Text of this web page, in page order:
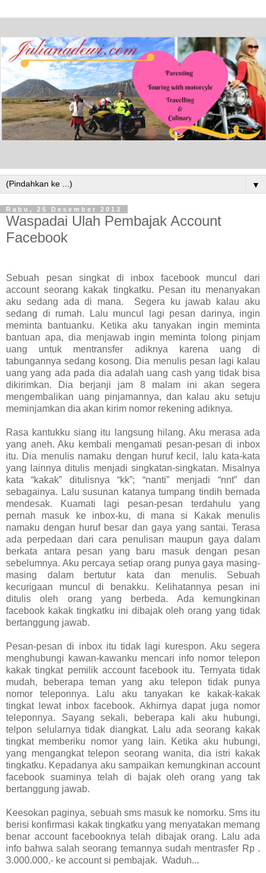
▼
Rabu, 25 Desember 2013
Waspadai Ulah Pembajak Account
Facebook
Sebuah pesan singkat di inbox facebook muncul dari
account seorang kakak tingkatku. Pesan itu menanyakan
aku sedang ada di mana. Segera ku jawab kalau aku
sedang di rumah. Lalu muncul lagi pesan darinya, ingin
meminta bantuanku. Ketika aku tanyakan ingin meminta
bantuan apa, dia menjawab ingin meminta tolong pinjam
uang untuk mentransfer adiknya karena uang di
tabungannya sedang kosong. Dia menulis pesan lagi kalau
uang yang ada pada dia adalah uang cash yang tidak bisa
dikirimkan. Dia berjanji jam 8 malam ini akan segera
mengembalikan uang pinjamannya, dan kalau aku setuju
meminjamkan dia akan kirim nomor rekening adiknya.
Rasa kantukku siang itu langsung hilang. Aku merasa ada
yang aneh. Aku kembali mengamati pesan-pesan di inbox
itu. Dia menulis namaku dengan huruf kecil, lalu kata-kata
yang lainnya ditulis menjadi singkatan-singkatan. Misalnya
kata “kakak” ditulisnya “kk”; “nanti” menjadi “nnt” dan
sebagainya. Lalu susunan katanya tumpang tindih bernada
mendesak. Kuamati lagi pesan-pesan terdahulu yang
pernah masuk ke inbox-ku, di mana si Kakak menulis
namaku dengan huruf besar dan gaya yang santai. Terasa
ada perpedaan dari cara penulisan maupun gaya dalam
berkata antara pesan yang baru masuk dengan pesan
sebelumnya. Aku percaya setiap orang punya gaya masing-
masing dalam bertutur kata dan menulis. Sebuah
kecurigaan muncul di benakku. Kelihatannya pesan ini
ditulis oleh orang yang berbeda. Ada kemungkinan
facebook kakak tingkatku ini dibajak oleh orang yang tidak
bertanggung jawab.
Pesan-pesan di inbox itu tidak lagi kurespon. Aku segera
menghubungi kawan-kawanku mencari info nomor telepon
kakak tingkat pemilik account facebook itu. Ternyata tidak
mudah, beberapa teman yang aku telepon tidak punya
nomor teleponnya. Lalu aku tanyakan ke kakak-kakak
tingkat lewat inbox facebook. Akhirnya dapat juga nomor
teleponnya. Sayang sekali, beberapa kali aku hubungi,
telpon selularnya tidak diangkat. Lalu ada seorang kakak
tingkat memberiku nomor yang lain. Ketika aku hubungi,
yang mengangkat telepon seorang wanita, dia istri kakak
tingkatku. Kepadanya aku sampaikan kemungkinan account
facebook suaminya telah di bajak oleh orang yang tak
bertanggung jawab.
Keesokan paginya, sebuah sms masuk ke nomorku. Sms itu
berisi konfirmasi kakak tingkatku yang menyatakan memang
benar account facebooknya telah dibajak orang. Lalu ada
info bahwa salah seorang temannya sudah mentrasfer Rp .
3.000.000,- ke account si pembajak. Waduh...